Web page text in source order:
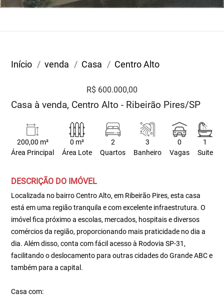
Início venda Casa Centro Alto
R$ 600.000,00
Casa à venda, Centro Alto - Ribeirão Pires/SP
200,00 m²
Área Principal
0 m²
Área Lote
2
Quartos
3
Banheiro
0
Vagas
1
Suite
DESCRIÇÃO DO IMÓVEL
Localizada no bairro Centro Alto, em Ribeirão Pires, esta casa
está em uma região tranquila e com excelente infraestrutura. O
imóvel fica próximo a escolas, mercados, hospitais e diversos
comércios da região, proporcionando mais praticidade no dia a
dia. Além disso, conta com fácil acesso à Rodovia SP-31,
facilitando o deslocamento para outras cidades do Grande ABC e
também para a capital.
Casa com: